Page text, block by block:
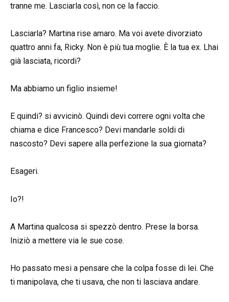
tranne me. Lasciarla così, non ce la faccio.
Lasciarla? Martina rise amaro. Ma voi avete divorziato
quattro anni fa, Ricky. Non è più tua moglie. È la tua ex. Lhai
già lasciata, ricordi?
Ma abbiamo un figlio insieme!
E quindi? si avvicinò. Quindi devi correre ogni volta che
chiama e dice Francesco? Devi mandarle soldi di
nascosto? Devi sapere alla perfezione la sua giornata?
Esageri.
Io?!
A Martina qualcosa si spezzò dentro. Prese la borsa.
Iniziò a mettere via le sue cose.
Ho passato mesi a pensare che la colpa fosse di lei. Che
ti manipolava, che ti usava, che non ti lasciava andare.